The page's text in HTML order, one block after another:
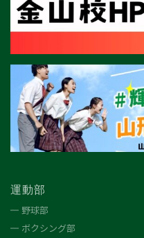
運動部
野球部
ボクシング部